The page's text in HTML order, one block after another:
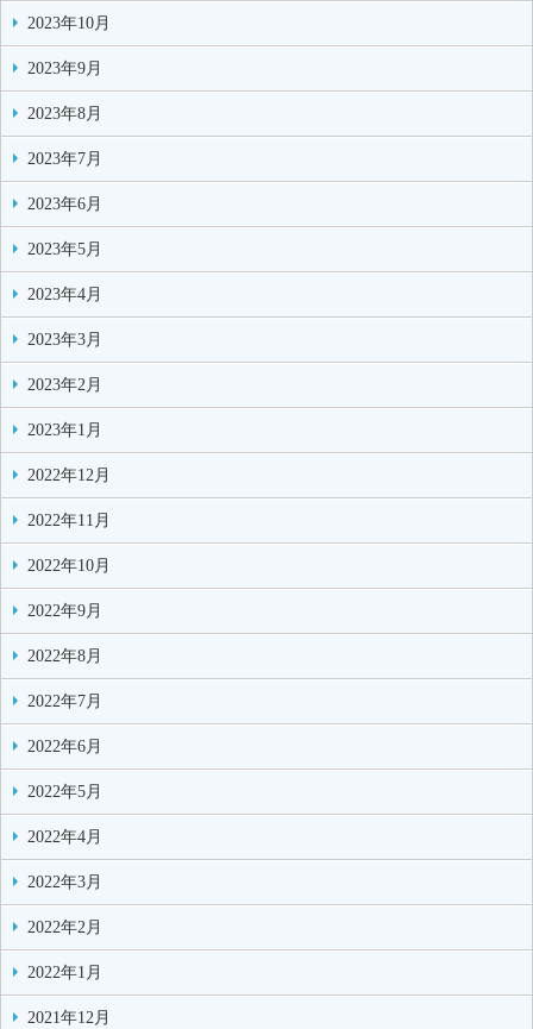
2023年10月
2023年9月
2023年8月
2023年7月
2023年6月
2023年5月
2023年4月
2023年3月
2023年2月
2023年1月
2022年12月
2022年11月
2022年10月
2022年9月
2022年8月
2022年7月
2022年6月
2022年5月
2022年4月
2022年3月
2022年2月
2022年1月
2021年12月